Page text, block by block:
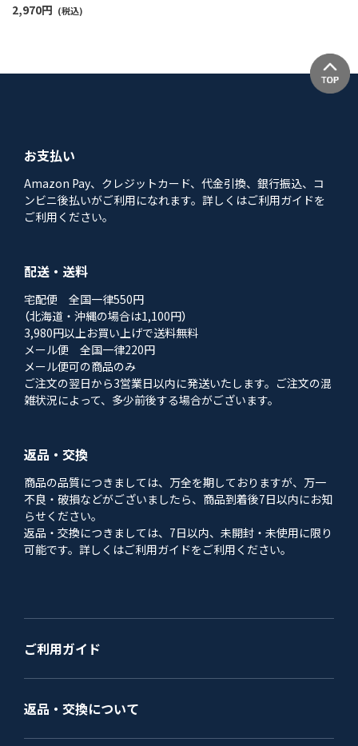
2,970円 (税込)
お支払い
Amazon Pay、クレジットカード、代金引換、銀行振込、コ
ンビニ後払いがご利用になれます。詳しくはご利用ガイドを
ご利用ください。
配送・送料
宅配便 全国一律550円
（北海道・沖縄の場合は1,100円）
3,980円以上お買い上げで送料無料
メール便 全国一律220円
メール便可の商品のみ
ご注文の翌日から3営業日以内に発送いたします。ご注文の混
雑状況によって、多少前後する場合がございます。
返品・交換
商品の品質につきましては、万全を期しておりますが、万一
不良・破損などがございましたら、商品到着後7日以内にお知
らせください。
返品・交換につきましては、7日以内、未開封・未使用に限り
可能です。詳しくはご利用ガイドをご利用ください。
ご利用ガイド
返品・交換について